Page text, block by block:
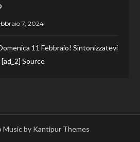
11 Febbraio! Sintonizzatevi
Source
Music by Kantipur Themes